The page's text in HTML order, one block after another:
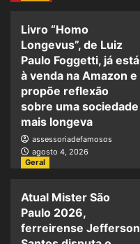
Livro “Homo
Longevus”, de Luiz
Paulo Foggetti, já está
à venda na Amazon e
propõe reflexão
sobre uma sociedade
mais longeva
assessoriadefamosos
agosto 4, 2026
Geral
Atual Mister São
Paulo 2026,
ferreirense Jefferson